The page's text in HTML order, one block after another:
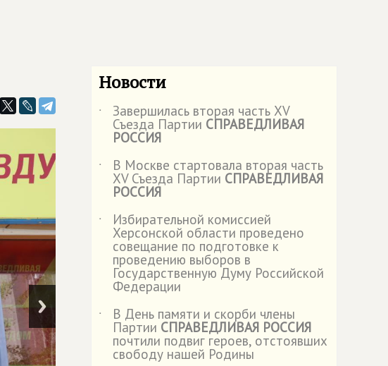
Новости
˙ Завершилась вторая часть XV
Съезда Партии СПРАВЕДЛИВАЯ
РОССИЯ
˙
В Москве стартовала вторая часть
XV Съезда Партии СПРАВЕДЛИВАЯ
РОССИЯ
˙
Избирательной комиссией
Херсонской области проведено
совещание по подготовке к
проведению выборов в
Государственную Думу Российской
Федерации
˙
В День памяти и скорби члены
Партии СПРАВЕДЛИВАЯ РОССИЯ
почтили подвиг героев, отстоявших
свободу нашей Родины